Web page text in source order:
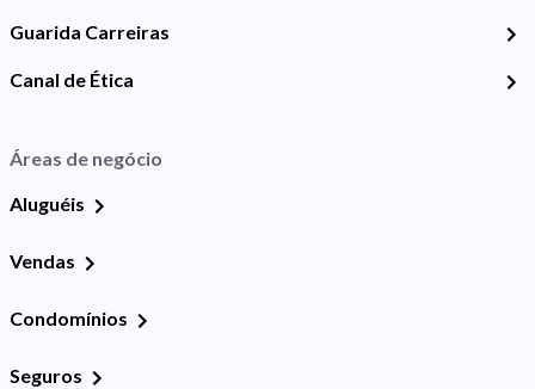
Guarida Carreiras
Canal de Ética
Áreas de negócio
Aluguéis
Vendas
Condomínios
Seguros